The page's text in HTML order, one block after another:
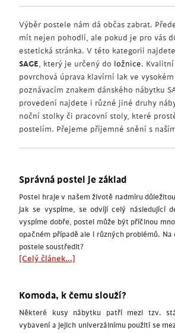
Výběr postele nám dá občas zabrat.
mít nejen pohodlí, ale pokud je pro vás
estetická stránka. V této kategorii najdete
SAGE, který je určený do ložnice.
povrchová úprava klavírní lak ve
poznávacím znakem dánského nábytku
provedení najdete i různé jiné druhy
noční stolky či pracovní stoly, které
postelím. Přejeme příjemné snění s
Správná postel je základ
Postel hraje v našem životě nadmíru
jak se vyspíme, se odvíjí celý následující
vyspíme dobře, postel může být příčinou
opačném případě ale i různých problémů.
postele soustředit?
[Celý článek...]
Komoda, k čemu slouží?
Některé kusy nábytku patří mezi tzv.
vybavení a jejich univerzálnímu použití se